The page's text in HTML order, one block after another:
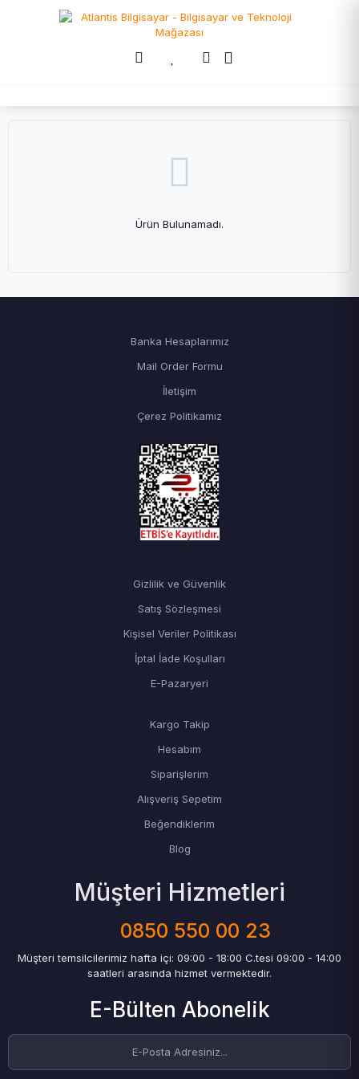
Ürün Bulunamadı.
Banka Hesaplarımız
Mail Order Formu
İletişim
Çerez Politikamız
Gizlilik ve Güvenlik
Satış Sözleşmesi
Kişisel Veriler Politikası
İptal İade Koşulları
E-Pazaryeri
Kargo Takip
Hesabım
Siparişlerim
Alışveriş Sepetim
Beğendiklerim
Blog
Müşteri Hizmetleri
0850 550 00 23
Müşteri temsilcilerimiz hafta içi: 09:00 - 18:00 C.tesi 09:00 - 14:00
saatleri arasında hizmet vermektedir.
E-Bülten Abonelik